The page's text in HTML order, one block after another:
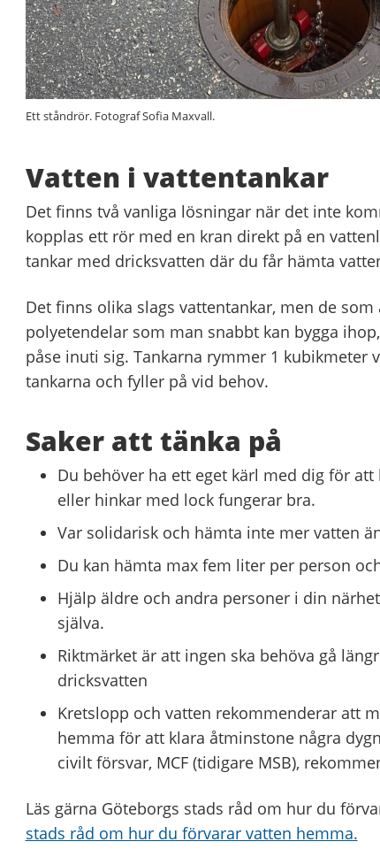
Ett ståndrör. Fotograf Sofia Maxvall.
Vatten i vattentankar
Det finns två vanliga lösningar när det inte
kopplas ett rör med en kran direkt på en
tankar med dricksvatten där du får hämta
Det finns olika slags vattentankar, men de
polyetendelar som man snabbt kan bygga
påse inuti sig. Tankarna rymmer 1 kubikmeter
tankarna och fyller på vid behov.
Saker att tänka på
Du behöver ha ett eget kärl med dig för
eller hinkar med lock fungerar bra.
Var solidarisk och hämta inte mer vatten
Du kan hämta max fem liter per person
Hjälp äldre och andra personer i din
själva.
Riktmärket är att ingen ska behöva gå
dricksvatten
Kretslopp och vatten rekommenderar att
hemma för att klara åtminstone några
civilt försvar, MCF (tidigare MSB),
Läs gärna Göteborgs stads råd om hur du
stads råd om hur du förvarar vatten hemma.